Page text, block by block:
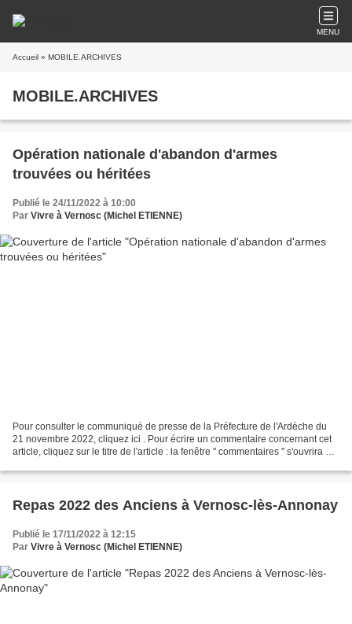
MENU
Accueil » MOBILE.ARCHIVES
MOBILE.ARCHIVES
Opération nationale d'abandon d'armes
trouvées ou héritées
Publié le 24/11/2022 à 10:00
Par Vivre à Vernosc (Michel ETIENNE)
Pour consulter le communiqué de presse de la Préfecture de l'Ardèche du
21 novembre 2022, cliquez ici . Pour écrire un commentaire concernant cet
article, cliquez sur le titre de l'article : la fenêtre " commentaires " s'ouvrira au
Repas 2022 des Anciens à Vernosc-lès-Annonay
Publié le 17/11/2022 à 12:15
Par Vivre à Vernosc (Michel ETIENNE)